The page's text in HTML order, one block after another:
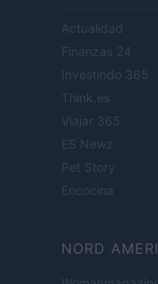
Actualidad
Finanzas 24
Investindo 365
Think.es
Viajar 365
ES Newz
Pet Story
Encocina
NORD